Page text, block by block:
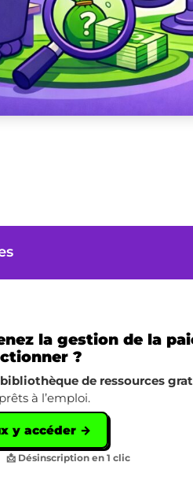
la gestion de la
?
bibliothèque de ressources
à l’emploi.
y accéder →
📩 Désinscription en 1 clic